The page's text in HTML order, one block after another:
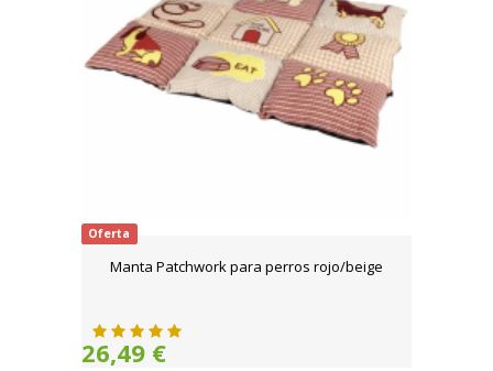
Oferta
Manta Patchwork para perros rojo/beige
26,49 €